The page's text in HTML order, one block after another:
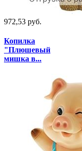
972,53 руб.
Копилка
"Плюшевый
мишка в...